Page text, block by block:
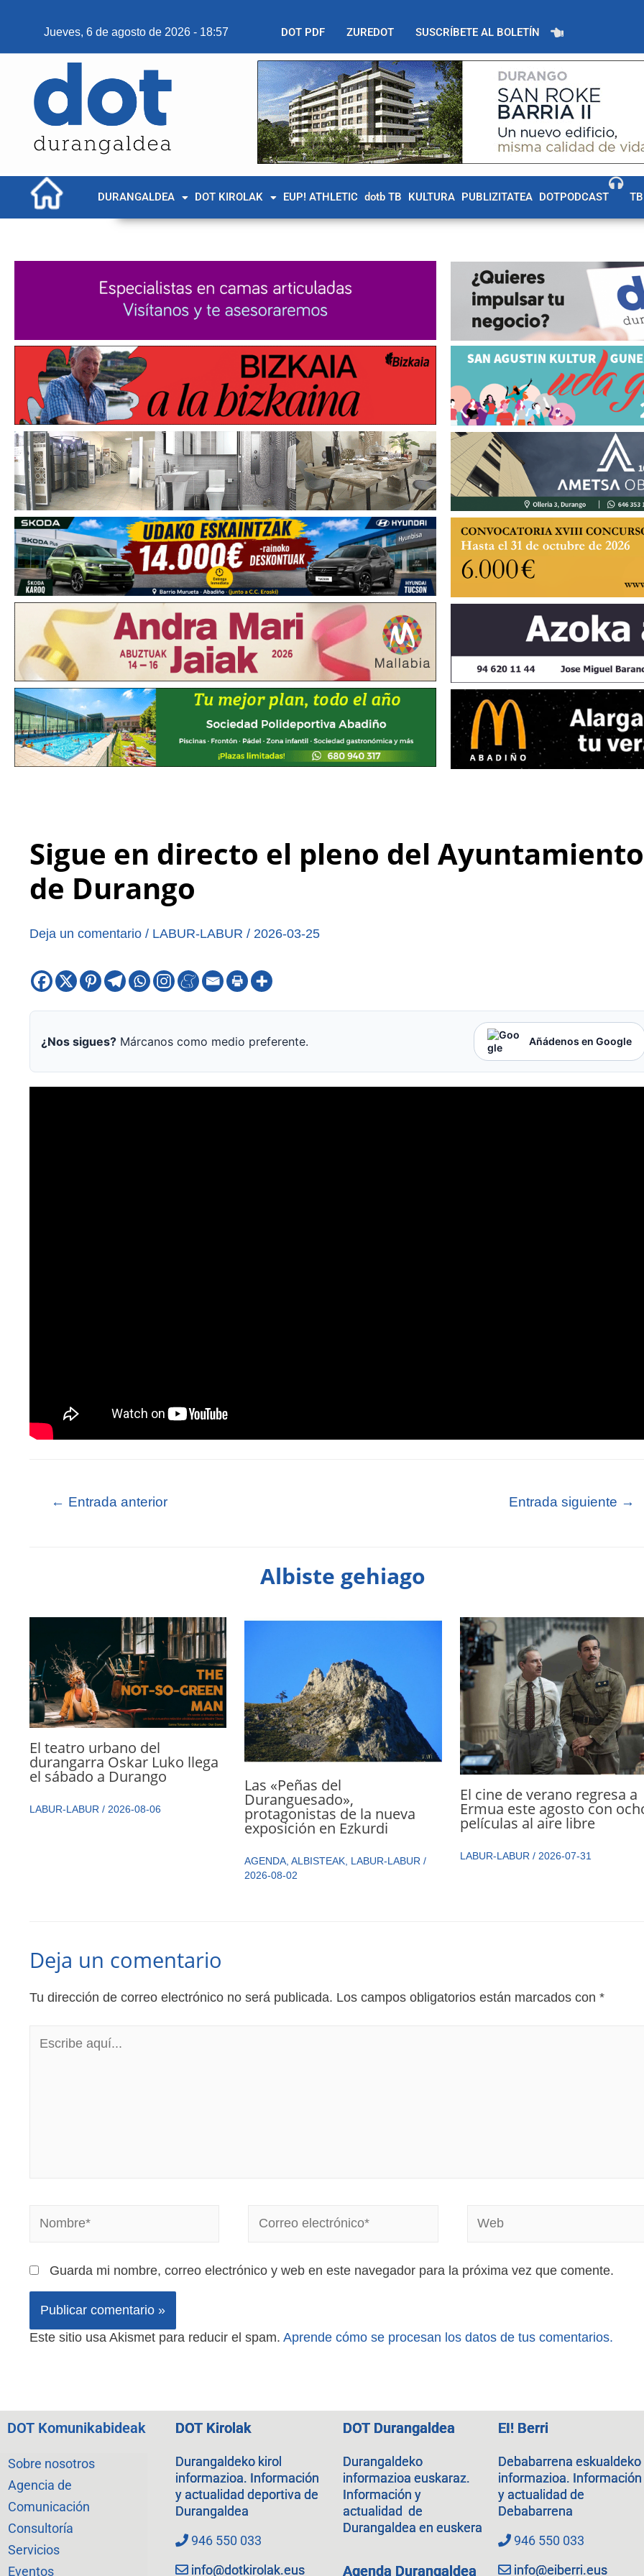
Jueves, 6 de agosto de 2026 - 18:57 DOT PDF ZUREDOT SUSCRÍBETE AL BOLETÍN
DURANGALDEA DOT KIROLAK EUP! ATHLETIC dotb TB KULTURA PUBLIZITATEA DOTPODCAST
Sigue en directo el pleno del Ayuntamiento
de Durango
Deja un comentario / LABUR-LABUR / 2026-03-25
¿Nos sigues?Márcanos como medio preferente. Añádenos en Google
← Entrada anterior Entrada siguiente →
Albiste gehiago
El teatro urbano del
durangarra Oskar Luko llega
el sábado a Durango
LABUR-LABUR / 2026-08-06
Las «Peñas del
Duranguesado»,
protagonistas de la nueva
exposición en Ezkurdi
AGENDA ,ALBISTEAK LABUR-LABUR /
2026-08-02
El cine de verano regresa a
Ermua este agosto con
películas al aire libre
LABUR-LABUR/ 2026-07-31
Deja un comentario
Tu dirección de correo electrónico no será publicada. Los campos obligatorios están marcados con *
Guarda mi nombre, correo electrónico y web en este navegador para la próxima vez que comente.
Este sitio usa Akismet para reducir el spam. Aprende cómo se procesan los datos de tus comentarios.
DOT Komunikabideak
Sobre nosotros
Agencia de
Comunicación
Consultoría
Servicios
Eventos
DOT Kirolak
Durangaldeko kirol
informazioa. Información
y actualidad deportiva de
Durangaldea
946 550 033
info@dotkirolak.eus
DOT Durangaldea
Durangaldeko
informazioa euskaraz.
Información y
actualidad de
Durangaldea en euskera
Agenda Durangaldea
EI! Berri
Debabarrena eskualdeko
informazioa. Información
y actualidad de
Debabarrena
946 550 033
info@eiberri.eus